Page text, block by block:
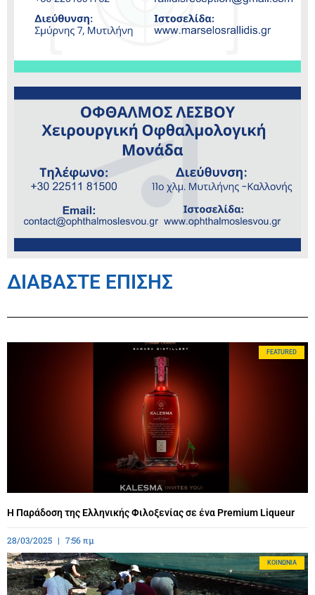
ΔΙΑΒΑΣΤΕ ΕΠΙΣΗΣ
FEATURED
Η Παράδοση της Ελληνικής Φιλοξενίας σε ένα Premium Liqueur
28/03/2025 7:56 πμ
ΚΟΙΝΩΝΊΑ